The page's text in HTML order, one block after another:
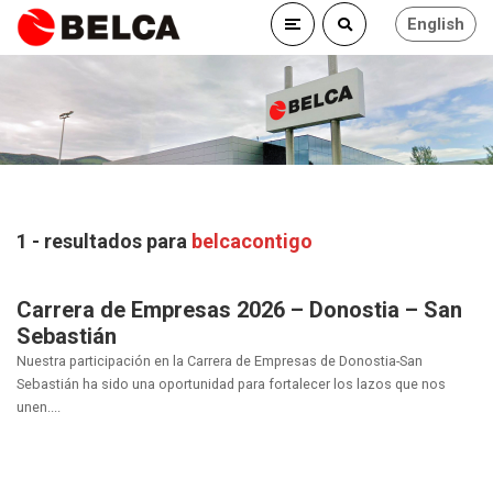
English
1 - resultados para belcacontigo
Carrera de Empresas 2026 – Donostia – San
Sebastián
Nuestra participación en la Carrera de Empresas de Donostia-San
Sebastián ha sido una oportunidad para fortalecer los lazos que nos
unen....